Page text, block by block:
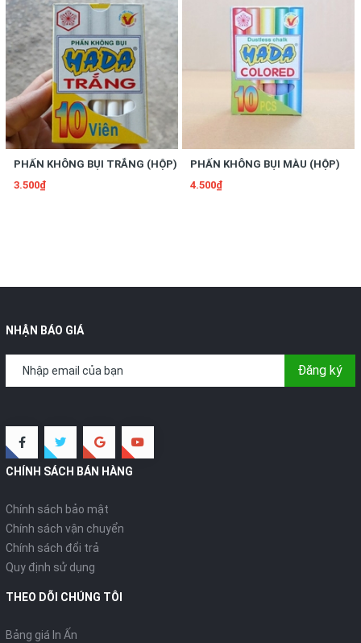
PHẤN KHÔNG BỤI TRẮNG (HỘP)
3.500₫
PHẤN KHÔNG BỤI MÀU (HỘP)
4.500₫
NHẬN BÁO GIÁ
Đăng ký
CHÍNH SÁCH BÁN HÀNG
Chính sách bảo mật
Chính sách vận chuyển
Chính sách đổi trả
Quy định sử dụng
THEO DÕI CHÚNG TÔI
Bảng giá In Ấn